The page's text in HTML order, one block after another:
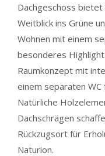
Dachgeschoss
Weitblick ins Grüne
Wohnen mit einem
besonderes
Raumkonzept mit
einem separaten
Natürliche
Dachschrägen
Rückzugsort für
Naturion.